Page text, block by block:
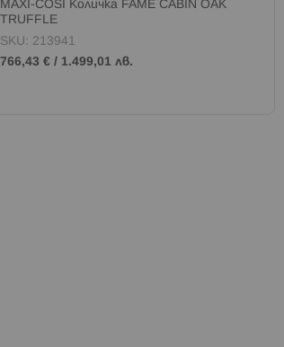
MAXI-COSI Kоличка FAME CABIN OAK
TRUFFLE
SKU: 213941
766,43 € / 1.499,01 лв.